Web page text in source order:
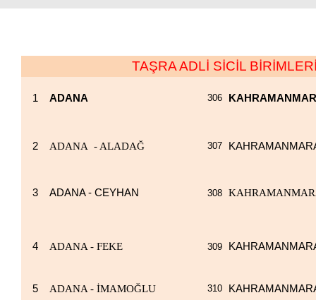
TAŞRA ADLİ SİCİL
1 ADANA 306
2 ADANA - ALADAĞ 307
3 ADANA - CEYHAN 308
4 ADANA - FEKE 309
5 ADANA - İMAMOĞLU 310